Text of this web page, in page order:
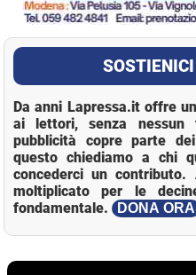
Da anni Lapressa.it offre
ai lettori, senza nessun
pubblicità copre parte
questo chiediamo a chi
concederci un contributo.
moltiplicato per le
fondamentale.
DONA ORA